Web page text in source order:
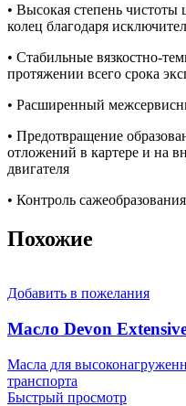
• Высокая степень
колец благодаря
• Стабильные вязкостно-
протяжении всего срока
• Расширенный
• Предотвращение
отложений в картере и на
двигателя
• Контроль сажеобразования
Похожие
Добавить в пожелания
Масло Devon
Масла для
транспорта
Быстрый просмотр